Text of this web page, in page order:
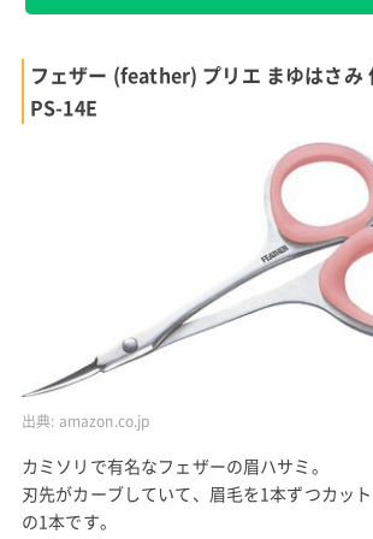
フェザー (feather) プリエ まゆはさみ
PS-14E
出典: amazon.co.jp
カミソリで有名なフェザーの眉ハサミ。
刃先がカーブしていて、眉毛を1本ずつカッ
の1本です。